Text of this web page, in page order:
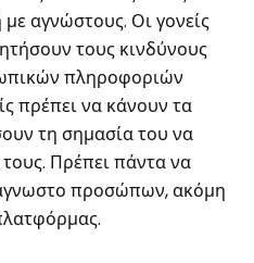
αγνώστους. Οι γονείς
τους κινδύνους
πληροφοριών
πρέπει να κάνουν τα
τη σημασία του να
Πρέπει πάντα να
προσώπων, ακόμη